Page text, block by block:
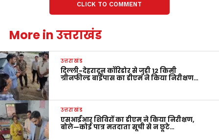
CLICK TO COMMENT
More in उत्तराखंड
उत्तराखंड
दिल्ली-देहरादून कॉरिडोर से जुड़ी 12 किमी
ग्रीनफील्ड बाईपास का डीएम ने किया निरीक्षण…
उत्तराखंड
एसआईआर शिविरों का डीएम ने किया निरीक्षण,
बोले—कोई पात्र मतदाता सूची से न छूटे…